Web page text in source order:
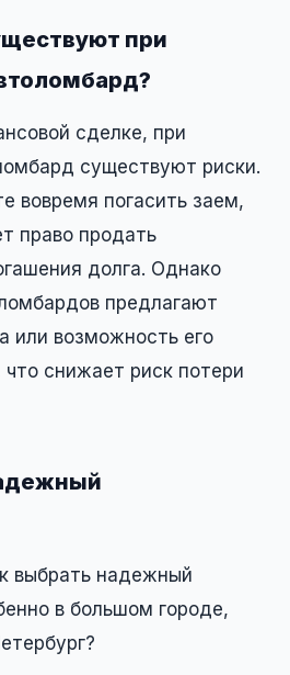
при
сделке, при
существуют риски.
вовремя погасить заем,
право продать
долга. Однако
предлагают
или возможность его
снижает риск потери
выбрать надежный
в большом городе,